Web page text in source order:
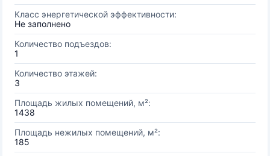
Класс энергетической эффективности:
Не заполнено
Количество подъездов:
1
Количество этажей:
3
Площадь жилых помещений, м²:
1438
Площадь нежилых помещений, м²:
185